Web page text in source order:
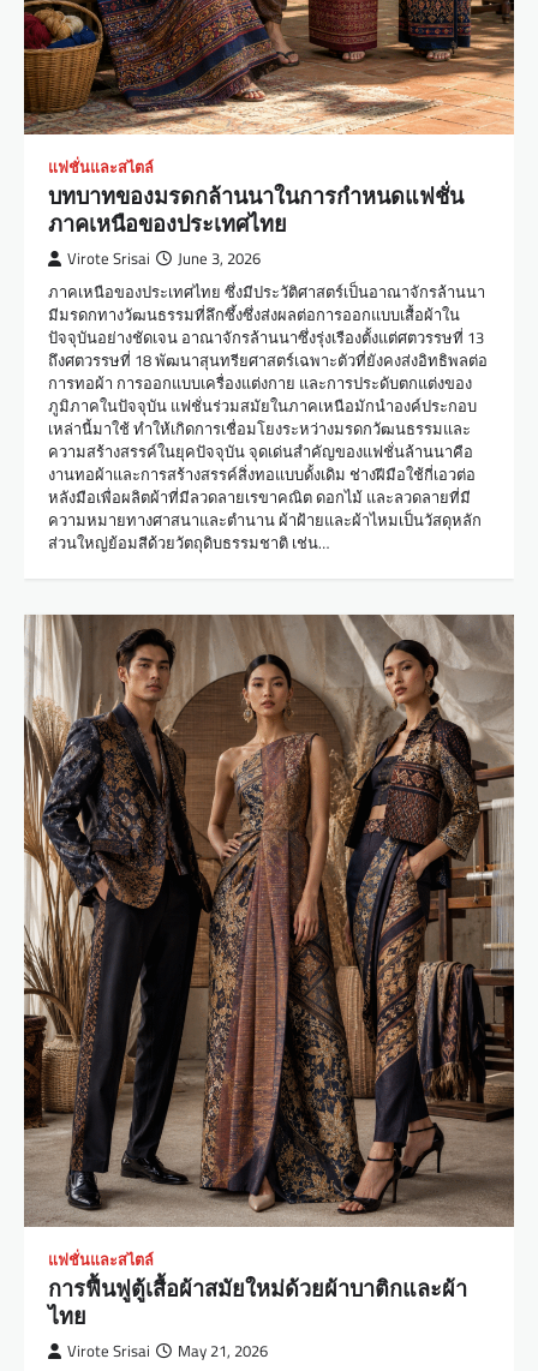
แฟชั่นและสไตล์
บทบาทของมรดกล้านนาในการกำหนดแฟชั่น
ภาคเหนือของประเทศไทย
Virote Srisai June 3, 2026
ภาคเหนือของประเทศไทย ซึ่งมีประวัติศาสตร์เป็นอาณาจักรล้านนา
มีมรดกทางวัฒนธรรมที่ลึกซึ้งซึ่งส่งผลต่อการออกแบบเสื้อผ้าใน
ปัจจุบันอย่างชัดเจน อาณาจักรล้านนาซึ่งรุ่งเรืองตั้งแต่ศตวรรษที่ 13
ถึงศตวรรษที่ 18 พัฒนาสุนทรียศาสตร์เฉพาะตัวที่ยังคงส่งอิทธิพลต่อ
การทอผ้า การออกแบบเครื่องแต่งกาย และการประดับตกแต่งของ
ภูมิภาคในปัจจุบัน แฟชั่นร่วมสมัยในภาคเหนือมักนำองค์ประกอบ
เหล่านี้มาใช้ ทำให้เกิดการเชื่อมโยงระหว่างมรดกวัฒนธรรมและ
ความสร้างสรรค์ในยุคปัจจุบัน จุดเด่นสำคัญของแฟชั่นล้านนาคือ
งานทอผ้าและการสร้างสรรค์สิ่งทอแบบดั้งเดิม ช่างฝีมือใช้กี่เอวต่อ
หลังมือเพื่อผลิตผ้าที่มีลวดลายเรขาคณิต ดอกไม้ และลวดลายที่มี
ความหมายทางศาสนาและตำนาน ผ้าฝ้ายและผ้าไหมเป็นวัสดุหลัก
ส่วนใหญ่ย้อมสีด้วยวัตถุดิบธรรมชาติ เช่น…
แฟชั่นและสไตล์
การฟื้นฟูตู้เสื้อผ้าสมัยใหม่ด้วยผ้าบาติกและผ้า
ไทย
Virote Srisai May 21, 2026